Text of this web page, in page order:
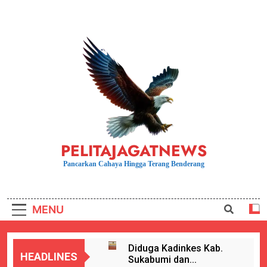
PELITAJAGATNEWS
Pancarkan Cahaya Hingga Terang Benderang
MENU
HEADLINES
Diduga Kadinkes Kab.
Sukabumi dan